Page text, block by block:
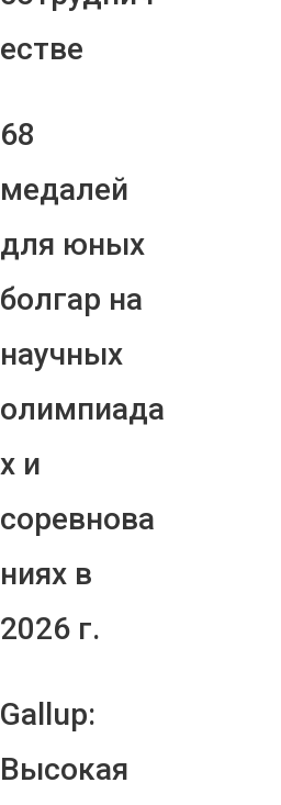
естве
68
медалей
для юных
болгар на
научных
олимпиада
х и
соревнова
ниях в
2026 г.
Gallup:
Высокая